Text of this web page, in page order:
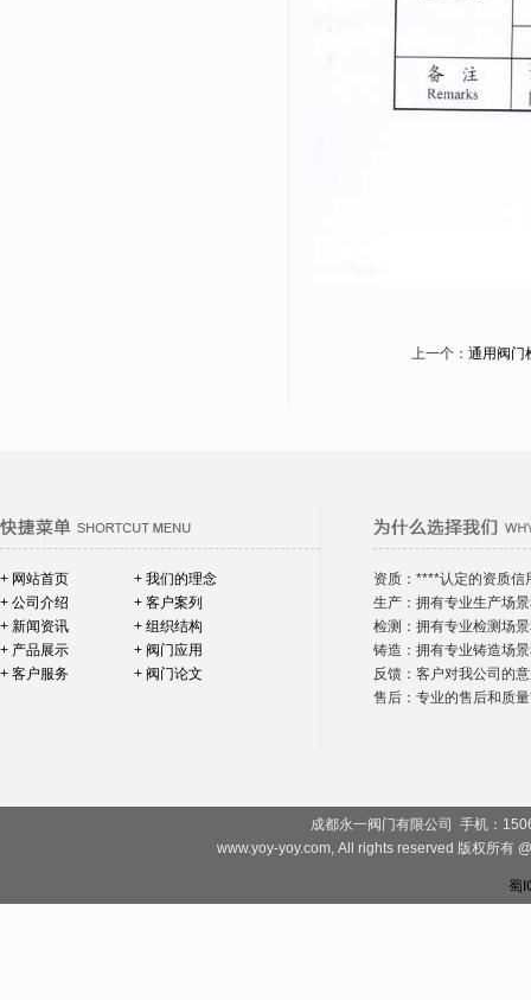
上一个： 通用阀门
+ 网站首页
+ 我们的理念
+ 公司介绍
+ 客户案列
+ 新闻资讯
+ 组织结构
+ 产品展示
+ 阀门应用
+ 客户服务
+ 阀门论文
资质：****认定的资质信
生产：拥有专业生产场
检测：拥有专业检测场
铸造：拥有专业铸造场
反馈：客户对我公司的
售后：专业的售后和质
成都永一阀门有限公司 手机：
www.yoy-yoy.com, All rights reserved 版权所有
蜀